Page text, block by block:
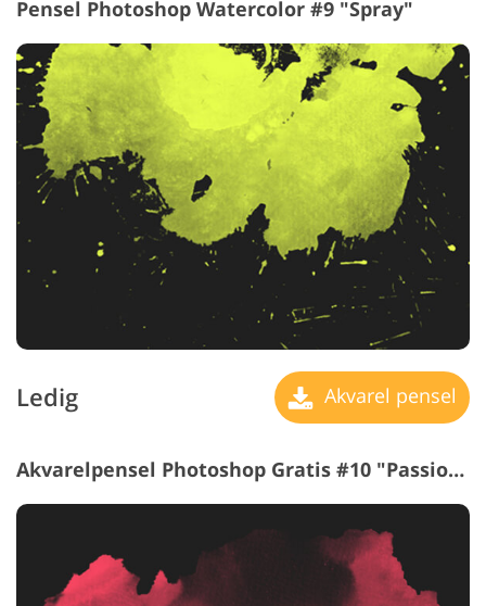
Pensel Photoshop Watercolor #9 "Spray"
Ledig Akvarel pensel
Akvarelpensel Photoshop Gratis #10 "Passion"